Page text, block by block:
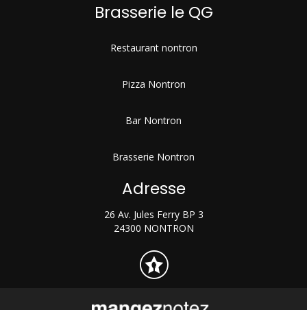
Brasserie le QG
Restaurant nontron
Pizza Nontron
Bar Nontron
Brasserie Nontron
Adresse
26 Av. Jules Ferry BP 3
24300 NONTRON